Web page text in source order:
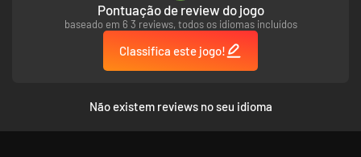
Pontuação de review do jogo
baseado em 6 3 reviews, todos os idiomas incluídos
Classifica este jogo!
Não existem reviews no seu idioma